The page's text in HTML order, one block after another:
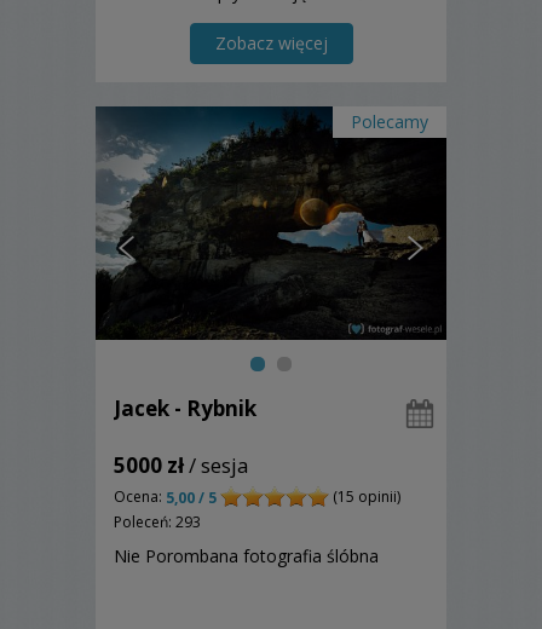
pamiątką na cale życie. Zapraszam!
Zobacz więcej
Polecamy
Jacek - Rybnik
5000 zł/ sesja
Ocena: 5,00 / 5
(15 opinii)
Poleceń: 293
Nie Porombana fotografia ślóbna